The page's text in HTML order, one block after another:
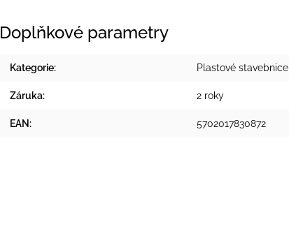
Doplňkové parametry
Kategorie: Plastové stavebnice
Záruka: 2 roky
EAN : 5702017830872